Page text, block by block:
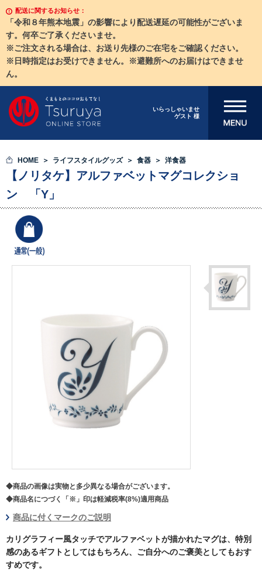
配送に関するお知らせ：
「令和８年熊本地震」の影響により配送遅延の可能性がございま
す。何卒ご了承くださいませ。
※ご注文される場合は、お送り先様のご在宅をご確認ください。
※日時指定はお受けできません。※避難所へのお届けはできませ
ん。
いらっしゃいませ
ゲスト 様
メニューを開
HOME ライフスタイルグッズ 食器 洋食器
【ノリタケ】アルファベットマグコレクショ
ン 「Y」
◆商品の画像は実物と多少異なる場合がございます。
◆商品名につづく「※」印は軽減税率(8%)適用商品
商品に付くマークのご説明
カリグラフィー風タッチでアルファベットが描かれたマグは、特別
感のあるギフトとしてはもちろん、ご自分へのご褒美としてもおす
すめです。